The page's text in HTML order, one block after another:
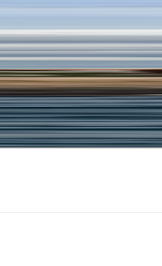
Hoppa
till
innehåll